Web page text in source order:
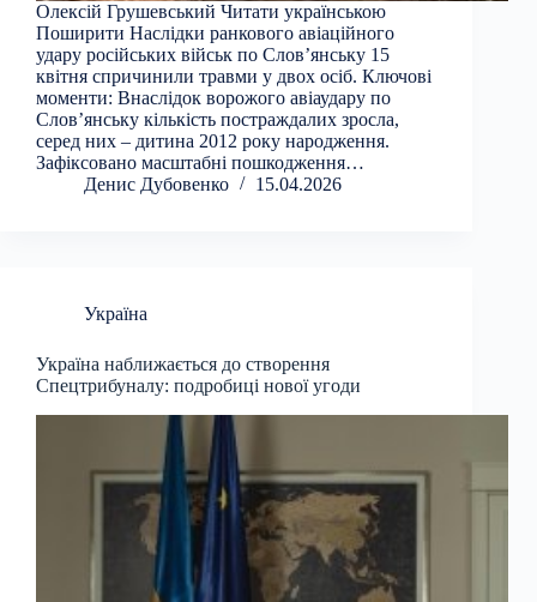
Олексій Грушевський Читати українською
Поширити Наслідки ранкового авіаційного
удару російських військ по Слов’янську 15
квітня спричинили травми у двох осіб. Ключові
моменти: Внаслідок ворожого авіаудару по
Слов’янську кількість постраждалих зросла,
серед них – дитина 2012 року народження.
Зафіксовано масштабні пошкодження…
Денис Дубовенко
15.04.2026
Україна
Україна наближається до створення
Спецтрибуналу: подробиці нової угоди